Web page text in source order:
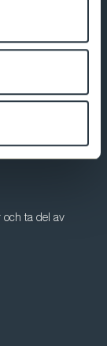
och ta del av